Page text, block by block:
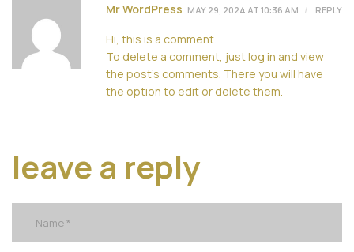
Mr WordPress MAY 29, 2024 AT 10:36 AM REPLY
Hi, this is a comment.
To delete a comment, just log in and view
the post's comments. There you will have
the option to edit or delete them.
leave a reply